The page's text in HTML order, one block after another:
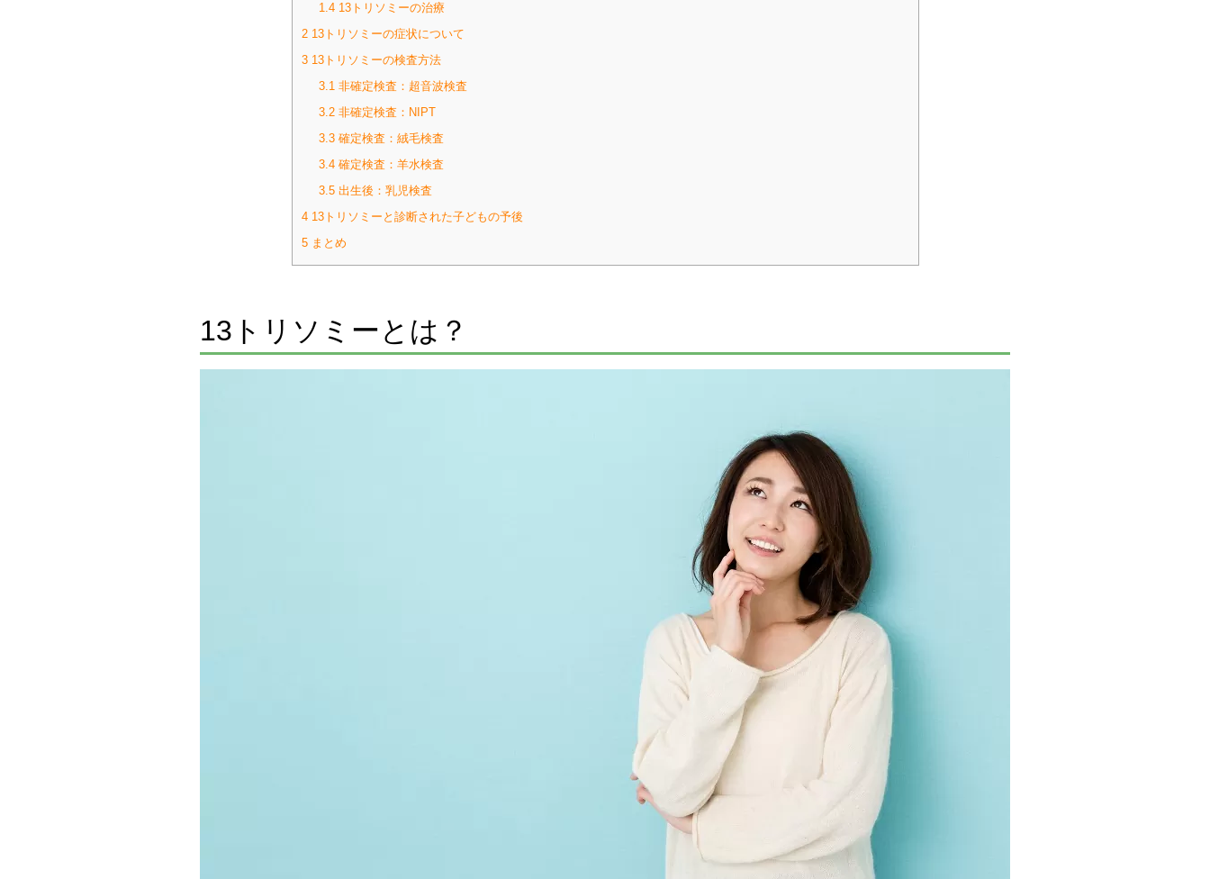
1.4 13トリソミーの治療
213トリソミーの症状について
313トリソミーの検査方法
3.1 非確定検査：超音波検査
3.2 非確定検査：NIPT
3.3 確定検査：絨毛検査
3.4 確定検査：羊水検査
3.5 出生後：乳児検査
413トリソミーと診断された子どもの予後
5まとめ
13トリソミーとは？